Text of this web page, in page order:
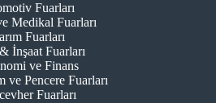
Fuarları
Medikal Fuarları
Fuarları
İnşaat Fuarları
ve Finans
ve Pencere Fuarları
Fuarları